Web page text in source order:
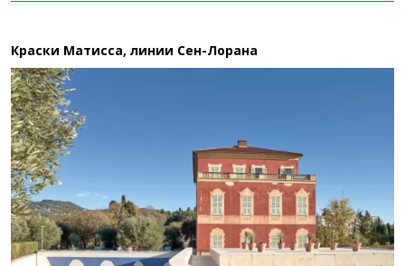
Краски Матисса, линии Сен-Лорана